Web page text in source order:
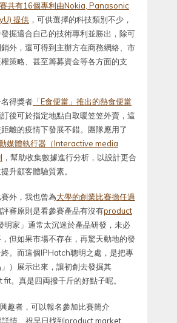
共有16個專利由Nokia, Panasonic
提供 ，可供選擇的科技類別不少，
掘適合自己的技術專利並勝出，除可
外，還可得到主辦方在商務網絡、市
策略、甚至籌募資金等各方面的支
得獎者 「E食便當」推出的熱食便當
訂後可於指定地點自取暖笠笠外賣，這
離的疫情下發展不錯。團隊應用了
媒體執行器（Interactive media
，幫助收集數據進行分析，以設計更合
升顧客體驗質素。
外，我也曾為大學的創業比賽擔任過
評審原則是看參賽產品有沒有product
明家」通常太沉迷於產品研發，未必
但如果市場不存在，再驚天動地的發
。而這個IPHatch聰明之處，是把專
）展示出來，讓初創去發掘其
。真是四両撥千斤的好點子呢。
趣者，可以報名參加比賽簡介
情。祝早日找到product market